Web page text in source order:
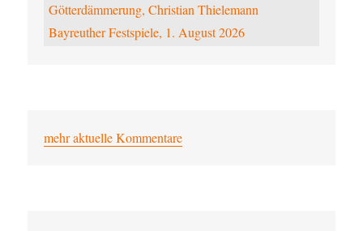
Götterdämmerung, Christian Thielemann
Bayreuther Festspiele, 1. August 2026
mehr aktuelle Kommentare